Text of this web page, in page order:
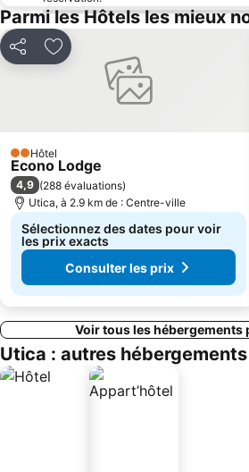
Parmi les Hôtels les mieux
PartagerAjouter à mes favoris
2 Étoiles
Hôtel
Econo Lodge
4,9 (288 évaluations)
Utica, à 2.9 km de : Centre-ville
Sélectionnez des dates pour voir
les prix exacts
Consulter les prix
Voir tous les hébergements
Utica : autres hébergements